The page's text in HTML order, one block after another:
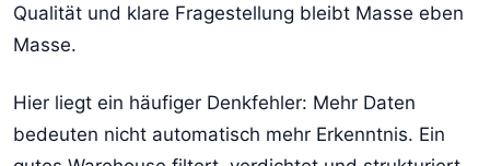
Qualität und klare Fragestellung bleibt Masse eben
Masse.
Hier liegt ein häufiger Denkfehler: Mehr Daten
bedeuten nicht automatisch mehr Erkenntnis. Ein